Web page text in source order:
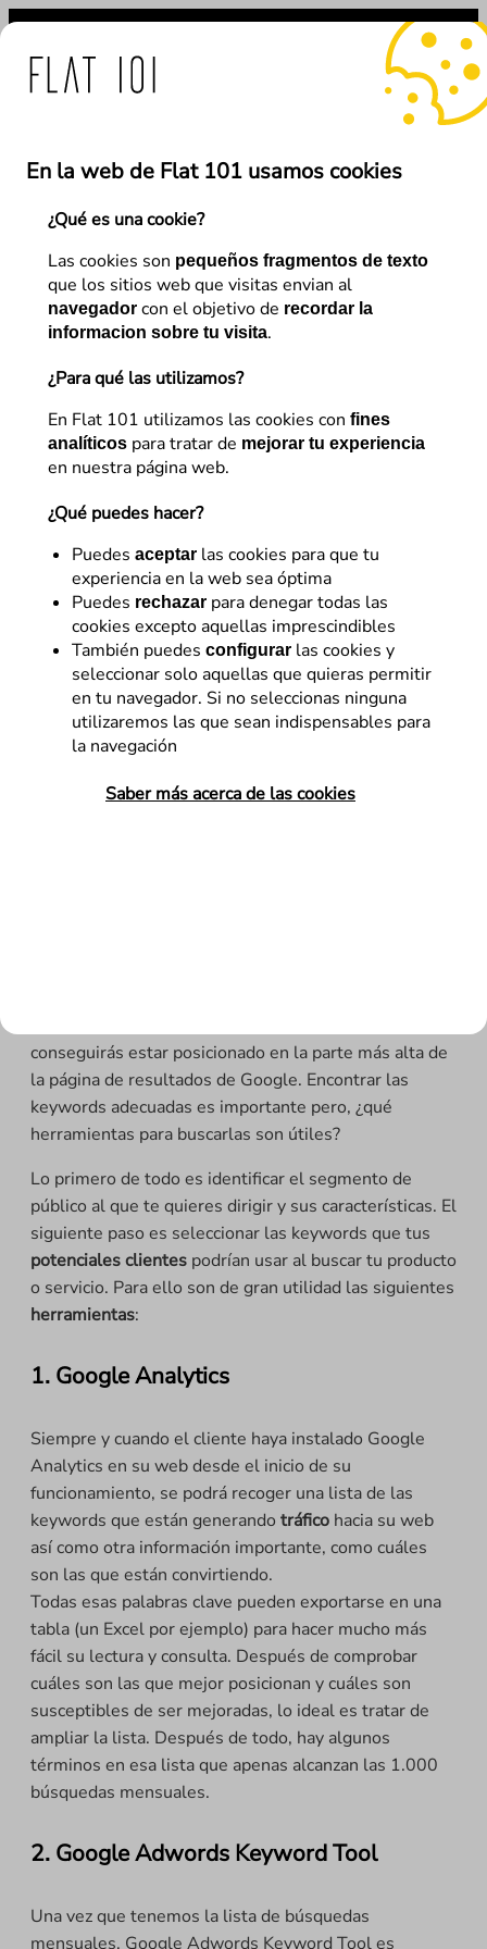
En la web de Flat 101 usamos cookies
¿Qué es una cookie?
Las cookies son pequeños fragmentos de texto
que los sitios web que visitas envian al
navegador con el objetivo de recordar la
informacion sobre tu visita.
¿Para qué las utilizamos?
En Flat 101 utilizamos las cookies con fines
analíticos para tratar de mejorar tu experiencia
en nuestra página web.
¿Qué puedes hacer?
Puedes aceptar las cookies para que tu
experiencia en la web sea óptima
Puedes rechazar para denegar todas las
cookies excepto aquellas imprescindibles
También puedes configurar las cookies y
seleccionar solo aquellas que quieras permitir
en tu navegador. Si no seleccionas ninguna
utilizaremos las que sean indispensables para
la navegación
Saber más acerca de las cookies
Saltar
contenido
de Flat 101
Anterior Siguiente
SEO
3 herramientas para hacer
una keyword research
Flat 101
Referentes en diseño y optimización digital con más
de 15 años de experiencia. Impulsamos la
rentabilidad de los negocios con un enfoque de
trabajo propio: Business eXperience Optimization
(BXOp).
3 de septiembre de 2014
¿Por qué son importantes las
conseguirás estar posicionado en la parte más alta de
la página de resultados de Google. Encontrar las
keywords adecuadas es importante pero, ¿qué
herramientas para buscarlas son útiles?
Lo primero de todo es identificar el segmento de
público al que te quieres dirigir y sus características. El
siguiente paso es seleccionar las keywords que tus
potenciales clientes podrían usar al buscar tu producto
o servicio. Para ello son de gran utilidad las siguientes
herramientas:
1. Google Analytics
Siempre y cuando el cliente haya instalado Google
Analytics en su web desde el inicio de su
funcionamiento, se podrá recoger una lista de las
keywords que están generando tráfico hacia su web
así como otra información importante, como cuáles
son las que están convirtiendo.
Todas esas palabras clave pueden exportarse en una
tabla (un Excel por ejemplo) para hacer mucho más
fácil su lectura y consulta. Después de comprobar
cuáles son las que mejor posicionan y cuáles son
susceptibles de ser mejoradas, lo ideal es tratar de
ampliar la lista. Después de todo, hay algunos
términos en esa lista que apenas alcanzan las 1.000
búsquedas mensuales.
2. Google Adwords Keyword Tool
Una vez que tenemos la lista de búsquedas
mensuales, Google Adwords Keyword Tool es